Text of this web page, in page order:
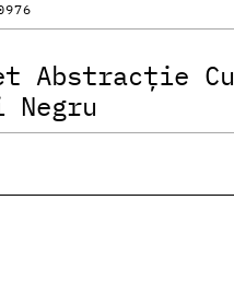
Abstracție Cu